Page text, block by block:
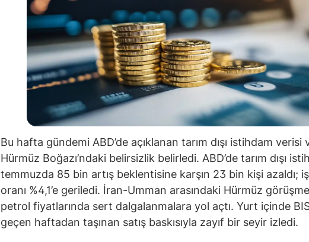
Bu hafta gündemi ABD’de açıklanan tarım dışı istihdam verisi
Hürmüz Boğazı’ndaki belirsizlik belirledi. ABD’de tarım dışı
temmuzda 85 bin artış beklentisine karşın 23 bin kişi azaldı;
oranı %4,1’e geriledi. İran-Umman arasındaki Hürmüz
petrol fiyatlarında sert dalgalanmalara yol açtı. Yurt içinde
geçen haftadan taşınan satış baskısıyla zayıf bir seyir izledi.